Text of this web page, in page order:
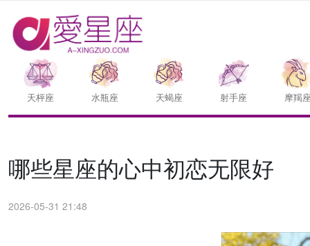
天枰座 水瓶座 天蝎座 射手座 摩羯
哪些星座的心中初恋无限好
2026-05-31 21:48